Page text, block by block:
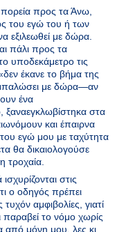
πορεία προς τα Άνω,
του εγώ του ή των
εξιλεωθεί με δώρα.
πάλι προς τα
υποδεκάμετρο τις
έκανε το βήμα της
με δώρα—αν
ένα
στα
και έπαιρνα
εγώ μου με ταχύτητα
θα δικαιολογούσε
τροχαία.
στις
ο οδηγός πρέπει
αμφιβολίες, γιατί
παραβεί το νόμο χωρίς
από μόνη μου, λες κι